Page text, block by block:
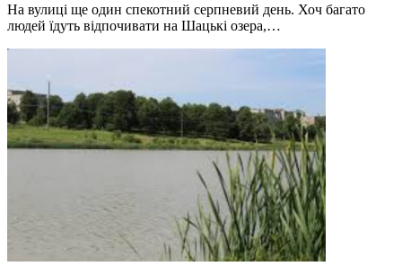
На вулиці ще один спекотний серпневий день. Хоч багато
людей їдуть відпочивати на Шацькі озера,…